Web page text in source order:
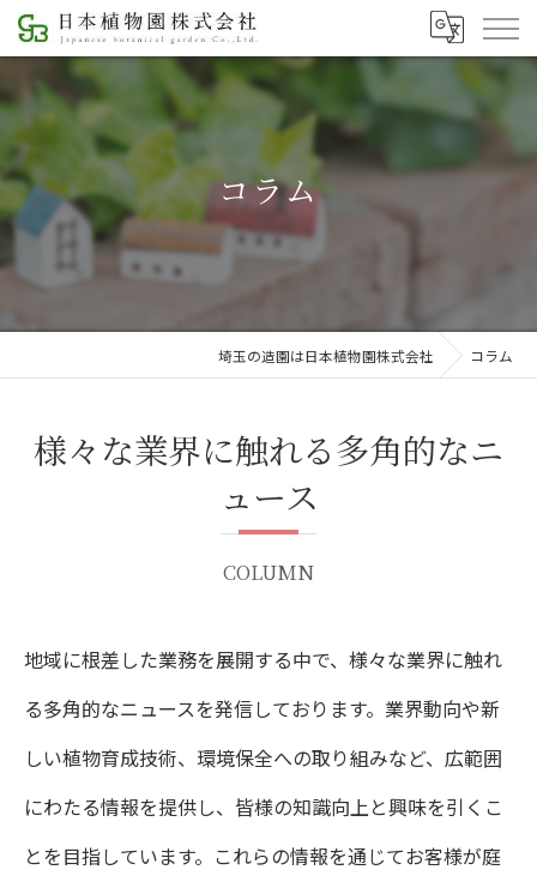
コラム
埼玉の造園は日本植物園株式会社 コラム
様々な業界に触れる多角的なニ
ュース
COLUMN
地域に根差した業務を展開する中で、様々な業界に触れ
る多角的なニュースを発信しております。業界動向や新
しい植物育成技術、環境保全への取り組みなど、広範囲
にわたる情報を提供し、皆様の知識向上と興味を引くこ
とを目指しています。これらの情報を通じてお客様が庭